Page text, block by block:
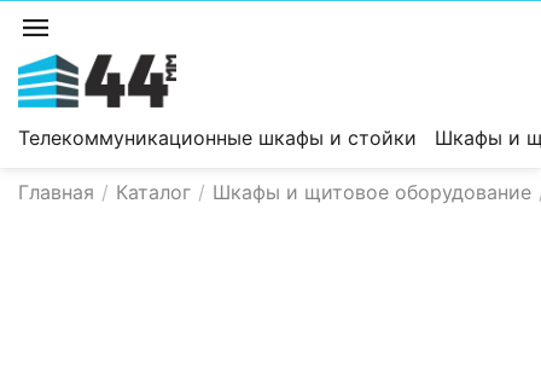
Телекоммуникационные шкафы и стойки Шкафы и
Главная / Каталог / Шкафы и щитовое оборудование